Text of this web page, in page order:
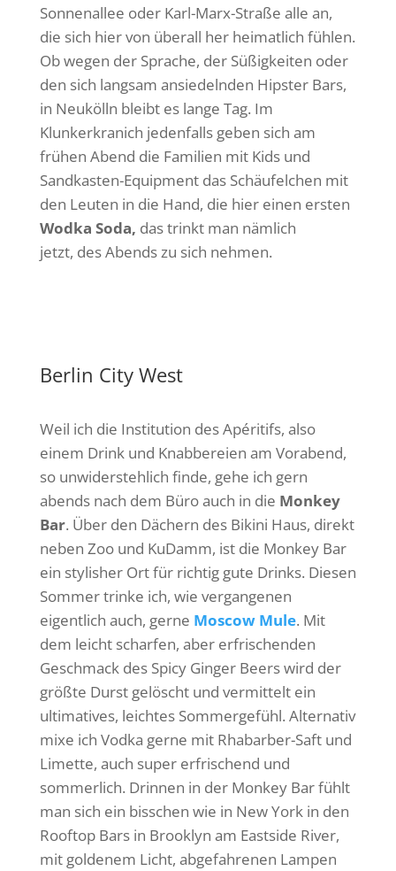
Sonnenallee oder Karl-Marx-Straße alle an,
die sich hier von überall her heimatlich fühlen.
Ob wegen der Sprache, der Süßigkeiten oder
den sich langsam ansiedelnden Hipster Bars,
in Neukölln bleibt es lange Tag. Im
Klunkerkranich jedenfalls geben sich am
frühen Abend die Familien mit Kids und
Sandkasten-Equipment das Schäufelchen mit
den Leuten in die Hand, die hier einen ersten
Wodka Soda, das trinkt man nämlich
jetzt, des Abends zu sich nehmen.
Berlin City West
Weil ich die Institution des Apéritifs, also
einem Drink und Knabbereien am Vorabend,
so unwiderstehlich finde, gehe ich gern
abends nach dem Büro auch in die Monkey
Bar. Über den Dächern des Bikini Haus, direkt
neben Zoo und KuDamm, ist die Monkey Bar
ein stylisher Ort für richtig gute Drinks. Diesen
Sommer trinke ich, wie vergangenen
eigentlich auch, gerne Moscow Mule. Mit
dem leicht scharfen, aber erfrischenden
Geschmack des Spicy Ginger Beers wird der
größte Durst gelöscht und vermittelt ein
ultimatives, leichtes Sommergefühl. Alternativ
mixe ich Vodka gerne mit Rhabarber-Saft und
Limette, auch super erfrischend und
sommerlich. Drinnen in der Monkey Bar fühlt
man sich ein bisschen wie in New York in den
Rooftop Bars in Brooklyn am Eastside River,
mit goldenem Licht, abgefahrenen Lampen